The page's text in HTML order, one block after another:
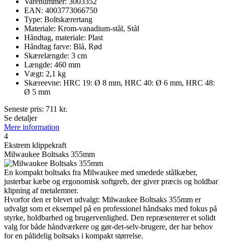
EAN: 4003773066750
Type: Boltskærertang
Materiale: Krom-vanadium-stål, Stål
Håndtag, materiale: Plast
Håndtag farve: Blå, Rød
Skærelængde: 3 cm
Længde: 460 mm
Vægt: 2,1 kg
Skæreevne: HRC 19: Ø 8 mm, HRC 40: Ø 6 mm, HRC 48:
Ø 5 mm
Seneste pris: 711 kr.
Se detaljer
Mere information
4
Ekstrem klippekraft
Milwaukee Boltsaks 355mm
En kompakt boltsaks fra Milwaukee med smedede stålkæber,
justerbar kæbe og ergonomisk softgreb, der giver præcis og holdbar
klipning af metalemner.
Hvorfor den er blevet udvalgt: Milwaukee Boltsaks 355mm er
udvalgt som et eksempel på en professionel håndsaks med fokus på
styrke, holdbarhed og brugervenlighed. Den repræsenterer et solidt
valg for både håndværkere og gør-det-selv-brugere, der har behov
for en pålidelig boltsaks i kompakt størrelse.